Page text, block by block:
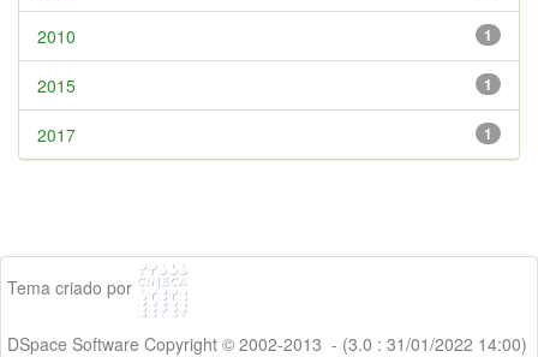
1
2010
1
2015
1
2017
Tema criado por
DSpace Software Copyright © 2002-2013 - (3.0 : 31/01/2022 14:00)